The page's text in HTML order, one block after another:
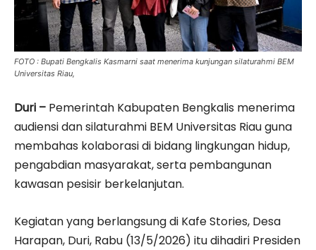
FOTO : Bupati Bengkalis Kasmarni saat menerima kunjungan silaturahmi BEM
Universitas Riau,
Duri – Pemerintah Kabupaten Bengkalis menerima
audiensi dan silaturahmi BEM Universitas Riau guna
membahas kolaborasi di bidang lingkungan hidup,
pengabdian masyarakat, serta pembangunan
kawasan pesisir berkelanjutan.
Kegiatan yang berlangsung di Kafe Stories, Desa
Harapan, Duri, Rabu (13/5/2026) itu dihadiri Presiden